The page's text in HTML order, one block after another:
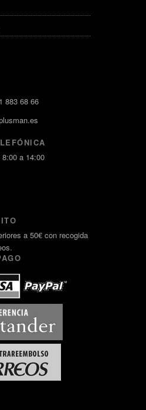
883 68 66
8:00 a 14:00
a 50€ con recogida